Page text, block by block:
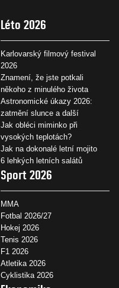
Léto 2026
Karlovarský filmový festival
2026
Znamení, že jste potkali
někoho z minulého života
Astronomické úkazy 2026:
zatmění slunce a další
Jak obléci miminko při
vysokých teplotách?
Jak na dokonalé letní mojito
6 lehkých letních salátů
Sport 2026
MMA
Fotbal 2026/27
Hokej 2026
Tenis 2026
F1 2026
Atletika 2026
Cyklistika 2026